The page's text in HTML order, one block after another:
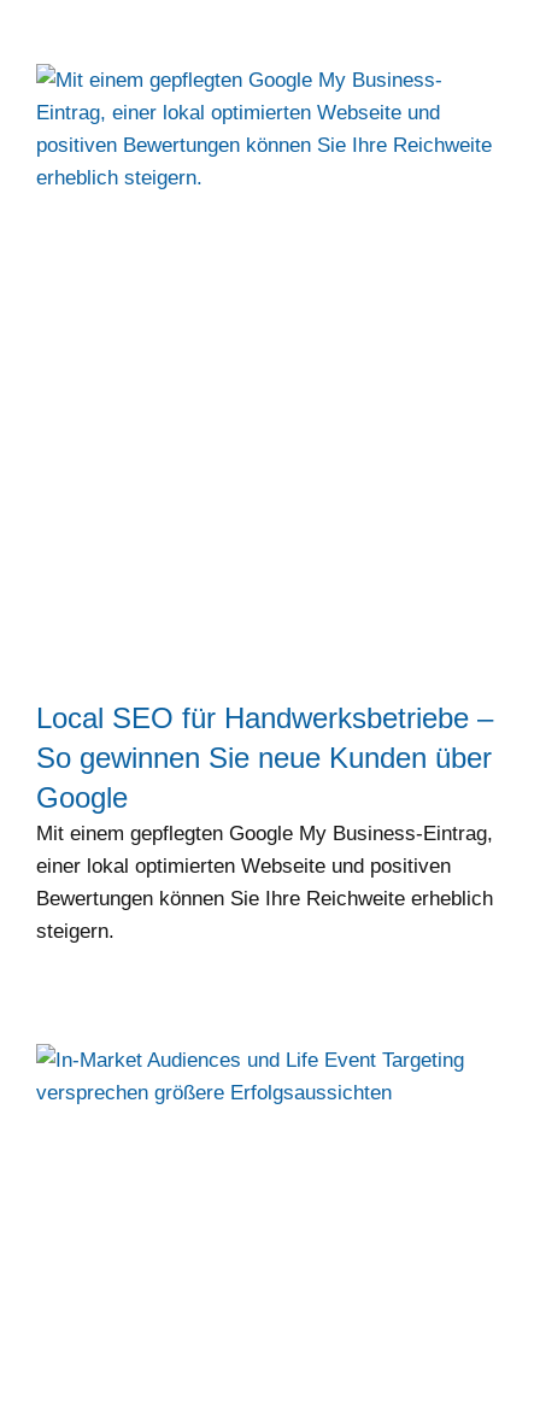
Local SEO für Handwerksbetriebe –
So gewinnen Sie neue Kunden über
Google
Mit einem gepflegten Google My Business-Eintrag,
einer lokal optimierten Webseite und positiven
Bewertungen können Sie Ihre Reichweite erheblich
steigern.